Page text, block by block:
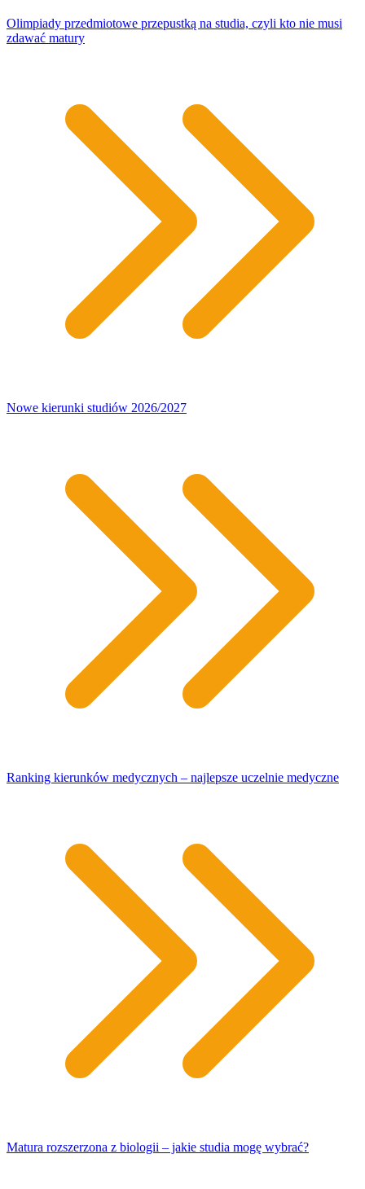
Olimpiady przedmiotowe przepustką na studia, czyli kto nie musi
zdawać matury
Nowe kierunki studiów 2026/2027
Ranking kierunków medycznych – najlepsze uczelnie medyczne
Matura rozszerzona z biologii – jakie studia mogę wybrać?